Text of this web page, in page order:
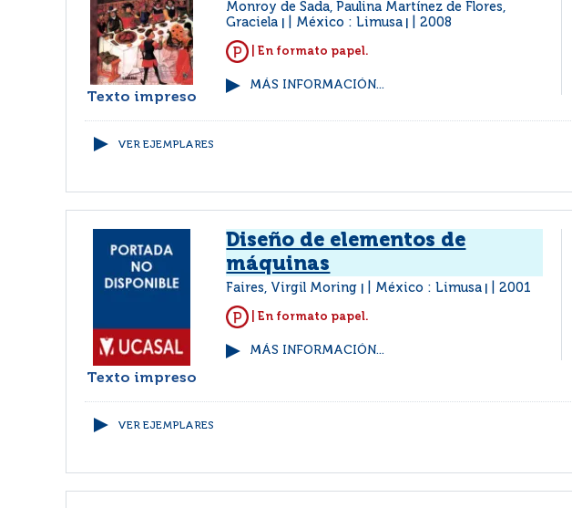
Texto impreso
Monroy de Sada, Paulina Martínez de Flores,
Graciela
México : Limusa 2008
| En formato papel.
MÁS INFORMACIÓN...
VER EJEMPLARES
Texto impreso
Diseño de elementos de
máquinas
Faires, Virgil Moring México : Limusa 2001
| En formato papel.
MÁS INFORMACIÓN...
VER EJEMPLARES